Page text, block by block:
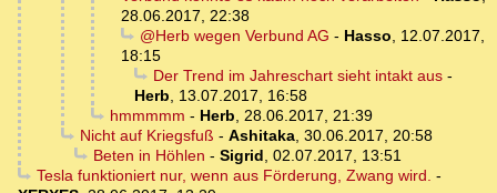
28.06.2017, 22:38
@Herb wegen Verbund AG - Hasso, 12.07.2017,
18:15
Der Trend im Jahreschart sieht intakt aus-
Herb, 13.07.2017, 16:58
hmmmmm - Herb, 28.06.2017, 21:39
Nicht auf Kriegsfuß - Ashitaka, 30.06.2017, 20:58
Beten in Höhlen - Sigrid, 02.07.2017, 13:51
Tesla funktioniert nur, wenn aus Förderung, Zwang wird. -